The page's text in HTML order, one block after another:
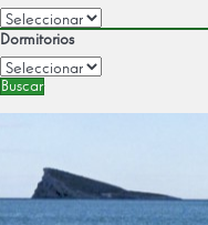
Dormitorios
Buscar